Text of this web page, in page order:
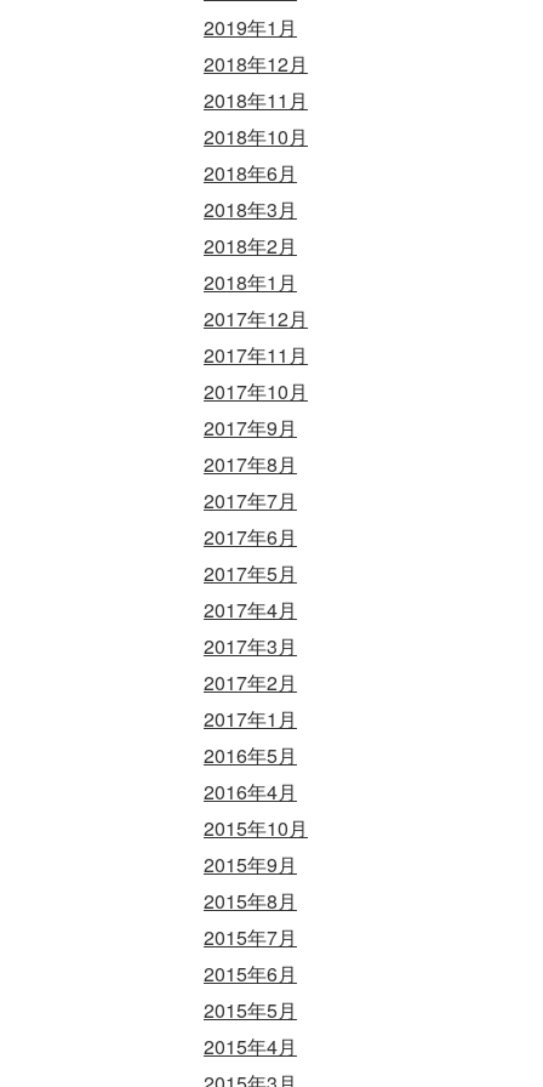
2019年1月
2018年12月
2018年11月
2018年10月
2018年6月
2018年3月
2018年2月
2018年1月
2017年12月
2017年11月
2017年10月
2017年9月
2017年8月
2017年7月
2017年6月
2017年5月
2017年4月
2017年3月
2017年2月
2017年1月
2016年5月
2016年4月
2015年10月
2015年9月
2015年8月
2015年7月
2015年6月
2015年5月
2015年4月